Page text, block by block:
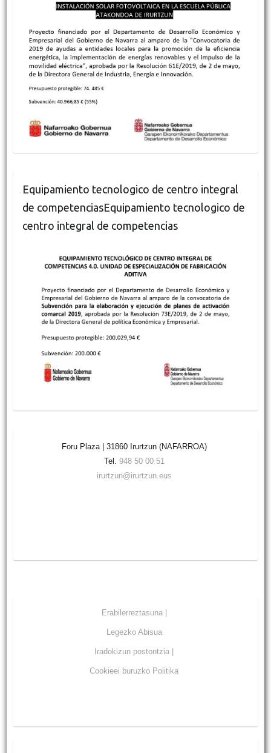
Equipamiento tecnologico de centro integral
de competenciasEquipamiento tecnologico de
centro integral de competencias
Foru Plaza | 31860 Irurtzun (NAFARROA)
Tel. 948 50 00 51
irurtzun@irurtzun.eus
Erabilerreztasuna |
Legezko Abisua
Iradokizun postontzia |
Cookieei buruzko Politika